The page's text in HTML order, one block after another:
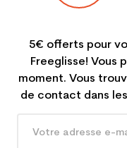
5€ offerts pour
Freeglisse! Vous
moment. Vous
de contact dans